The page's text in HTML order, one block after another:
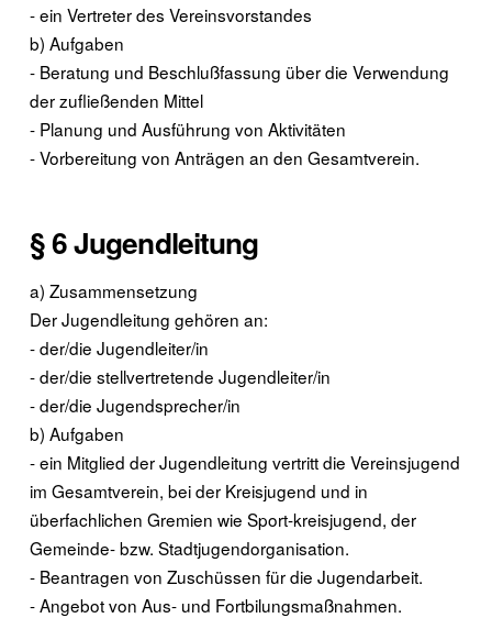
- ein Vertreter des Vereinsvorstandes
b) Aufgaben
- Beratung und Beschlußfassung über die Verwendung
der zufließenden Mittel
- Planung und Ausführung von Aktivitäten
- Vorbereitung von Anträgen an den Gesamtverein.
§ 6 Jugendleitung
a) Zusammensetzung
Der Jugendleitung gehören an:
- der/die Jugendleiter/in
- der/die stellvertretende Jugendleiter/in
- der/die Jugendsprecher/in
b) Aufgaben
- ein Mitglied der Jugendleitung vertritt die Vereinsjugend
im Gesamtverein, bei der Kreisjugend und in
überfachlichen Gremien wie Sport-kreisjugend, der
Gemeinde- bzw. Stadtjugendorganisation.
- Beantragen von Zuschüssen für die Jugendarbeit.
- Angebot von Aus- und Fortbilungsmaßnahmen.